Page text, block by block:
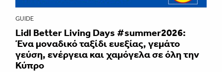
GUIDE
Lidl Better Living Days #summer2026:
Ένα μοναδικό ταξίδι ευεξίας, γεμάτο
γεύση, ενέργεια και χαμόγελα σε όλη την
Κύπρο